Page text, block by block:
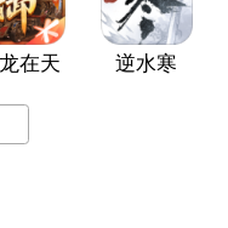
在天 逆水寒